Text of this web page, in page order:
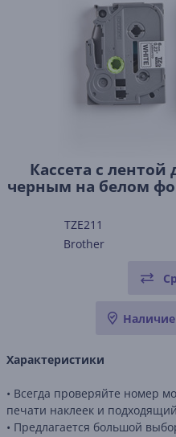
Кассета с лентой
черным на белом
TZE211
Brother
Характеристики
• Всегда проверяйте номер
печати наклеек и
• Предлагается большой